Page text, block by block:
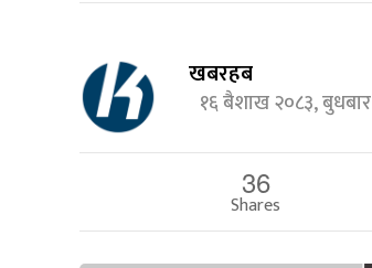
खबरहब
१६ बैशाख २०८३, बुधबार
36
Shares